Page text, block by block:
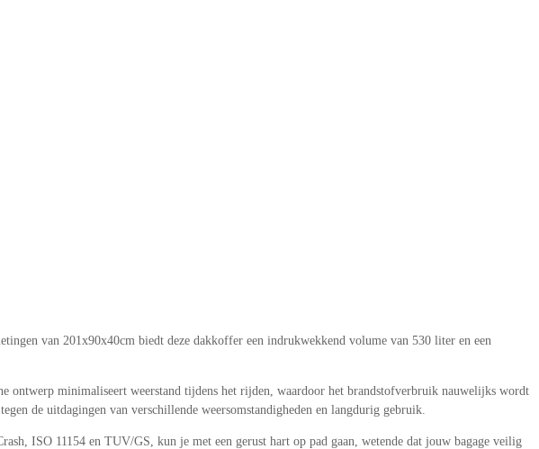
van 201x90x40cm biedt deze dakkoffer een indrukwekkend volume van 530 liter en een
ontwerp minimaliseert weerstand tijdens het rijden, waardoor het brandstofverbruik nauwelijks wordt
de uitdagingen van verschillende weersomstandigheden en langdurig gebruik.
ISO 11154 en TUV/GS, kun je met een gerust hart op pad gaan, wetende dat jouw bagage veilig